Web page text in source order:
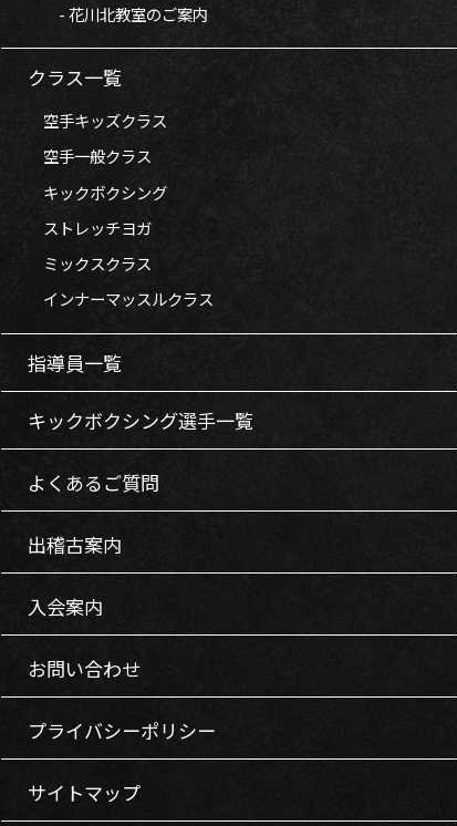
- 花川北教室のご案内
クラス一覧
空手キッズクラス
空手一般クラス
キックボクシング
ストレッチヨガ
ミックスクラス
インナーマッスルクラス
指導員一覧
キックボクシング選手一覧
よくあるご質問
出稽古案内
入会案内
お問い合わせ
プライバシーポリシー
サイトマップ